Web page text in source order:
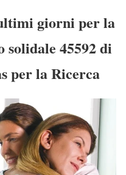
giorni per la
solidale 45592 di
per la Ricerca